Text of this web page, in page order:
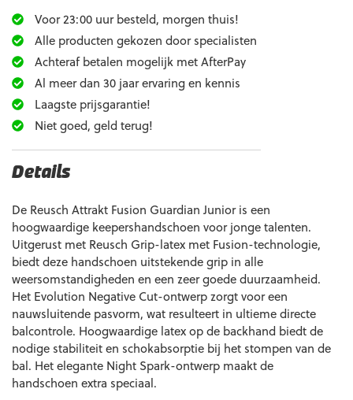
Voor 23:00 uur besteld, morgen thuis!
Alle producten gekozen door specialisten
Achteraf betalen mogelijk met AfterPay
Al meer dan 30 jaar ervaring en kennis
Laagste prijsgarantie!
Niet goed, geld terug!
Details
De Reusch Attrakt Fusion Guardian Junior is een
hoogwaardige keepershandschoen voor jonge talenten.
Uitgerust met Reusch Grip-latex met Fusion-technologie,
biedt deze handschoen uitstekende grip in alle
weersomstandigheden en een zeer goede duurzaamheid.
Het Evolution Negative Cut-ontwerp zorgt voor een
nauwsluitende pasvorm, wat resulteert in ultieme directe
balcontrole. Hoogwaardige latex op de backhand biedt de
nodige stabiliteit en schokabsorptie bij het stompen van de
bal. Het elegante Night Spark-ontwerp maakt de
handschoen extra speciaal.